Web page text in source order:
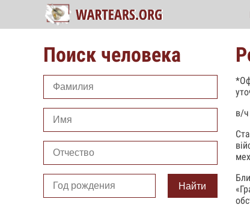
Поиск человека
Найти
в/